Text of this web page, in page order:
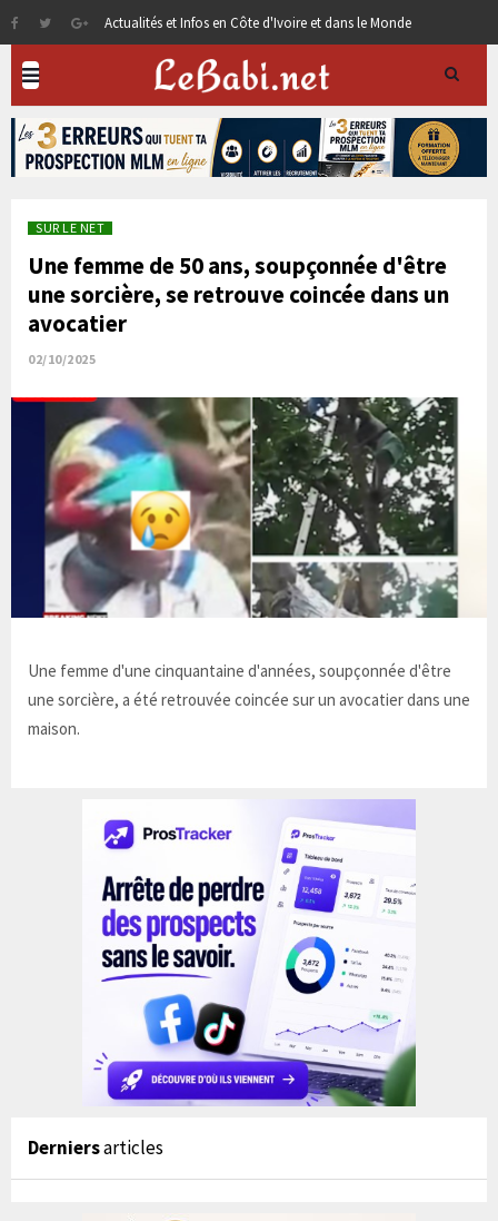
Actualités et Infos en Côte d'Ivoire et dans le Monde
SUR LE NET
Une femme de 50 ans, soupçonnée d'être
une sorcière, se retrouve coincée dans un
avocatier
02/10/2025
Une femme d'une cinquantaine d'années, soupçonnée d'être
une sorcière, a été retrouvée coincée sur un avocatier dans une
maison.
Derniersarticles